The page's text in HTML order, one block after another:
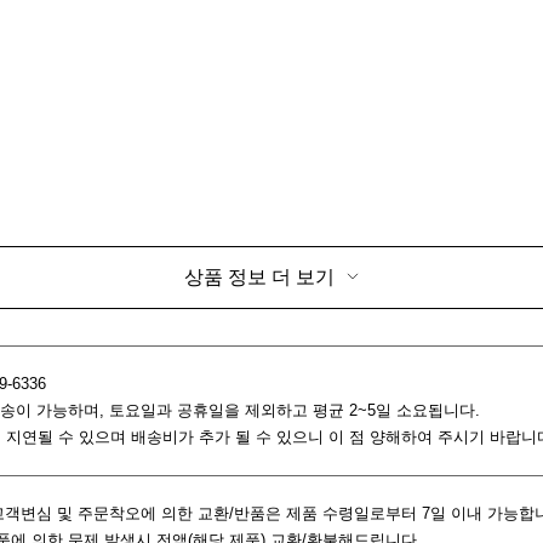
상품 정보 더 보기
6336
이 가능하며, 토요일과 공휴일을 제외하고 평균 2~5일 소요됩니다.
연될 수 있으며 배송비가 추가 될 수 있으니 이 점 양해하여 주시기 바랍니
변심 및 주문착오에 의한 교환/반품은 제품 수령일로부터 7일 이내 가능합